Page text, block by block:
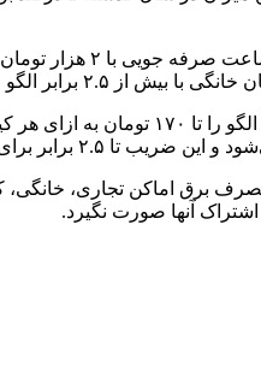
خانگی تا ۵۰ درصد الگوی تعیین شده در
قیمت برق مصرفی، پله اول مصرف را حدود ۶۰ تومان، پله بعدی
برق اماکن تجاری، خانگی،
اشتراک آنها صورت نگیرد.